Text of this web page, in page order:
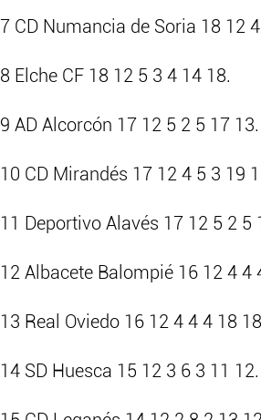
7 CD Numancia de Soria 18 12
8 Elche CF 18 12 5 3 4 14 18.
9 AD Alcorcón 17 12 5 2 5 17 13.
10 CD Mirandés 17 12 4 5 3 19
11 Deportivo Alavés 17 12 5 2 5
12 Albacete Balompié 16 12 4 4
13 Real Oviedo 16 12 4 4 4 18
14 SD Huesca 15 12 3 6 3 11 12.